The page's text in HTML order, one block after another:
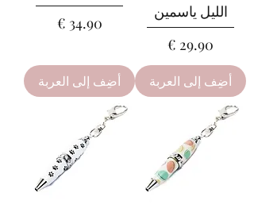
الليل ياسمين
السعر
أضِف إلى العربة
السعر
أضِف إلى العربة